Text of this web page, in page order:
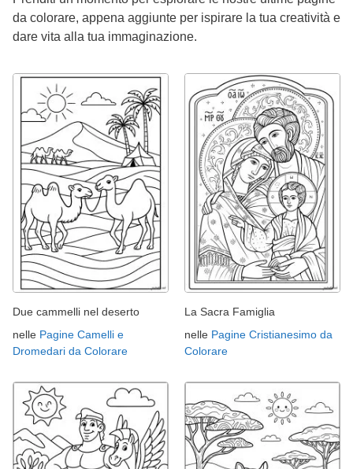
da colorare, appena aggiunte per ispirare la tua creatività e
dare vita alla tua immaginazione.
Due cammelli nel deserto
nelle Pagine Camelli e
Dromedari da Colorare
La Sacra Famiglia
nelle Pagine Cristianesimo da
Colorare